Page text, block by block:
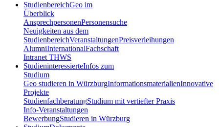
StudienbereichGeo im
Überblick
AnsprechpersonenPersonensuche
Neuigkeiten aus dem
StudienbereichVeranstaltungenPreisverleihungen
AlumniInternationalFachschaft
Intranet THWS
StudieninteressierteInfos zum
Studium
Geo studieren in WürzburgInformationsmaterialienInnovative
Projekte
StudienfachberatungStudium mit vertiefter Praxis
Info-Veranstaltungen
BewerbungStudieren in Würzburg